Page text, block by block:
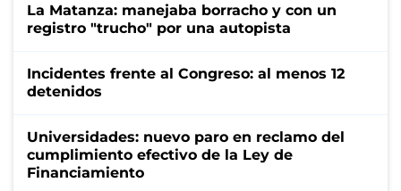
La Matanza: manejaba borracho y con un
registro "trucho" por una autopista
Incidentes frente al Congreso: al menos 12
detenidos
Universidades: nuevo paro en reclamo del
cumplimiento efectivo de la Ley de
Financiamiento